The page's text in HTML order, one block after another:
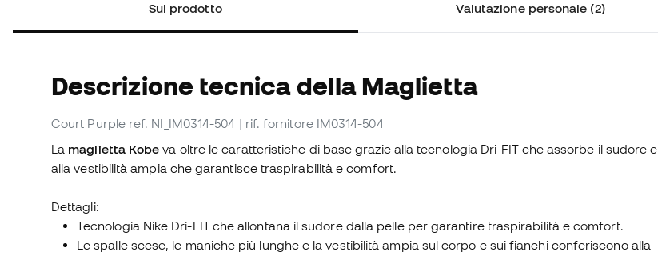
Sul prodotto Valutazione personale (2)
Descrizione tecnica della Maglietta
Court Purple ref. NI_IM0314-504 | rif. fornitore IM0314-504
La maglietta Kobe va oltre le caratteristiche di base grazie alla tecnologia Dri-FIT che assorbe il sudore e
alla vestibilità ampia che garantisce traspirabilità e comfort.
Dettagli:
Tecnologia Nike Dri-FIT che allontana il sudore dalla pelle per garantire traspirabilità e comfort.
Le spalle scese, le maniche più lunghe e la vestibilità ampia sul corpo e sui fianchi conferiscono alla